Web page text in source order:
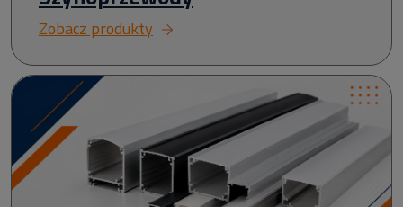
Zobacz produkty